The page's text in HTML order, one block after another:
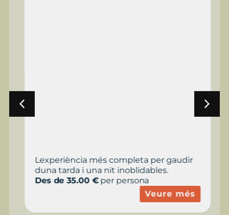
Lexperiència més completa per gaudir
duna tarda i una nit inoblidables.
Des de 35.00 €per persona
Veure més